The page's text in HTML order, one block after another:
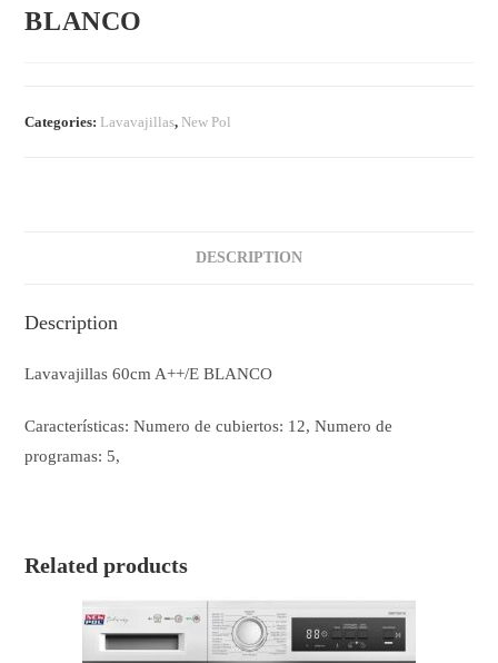
BLANCO
Categories: Lavavajillas, New Pol
DESCRIPTION
Description
Lavavajillas 60cm A++/E BLANCO
Características: Numero de cubiertos: 12, Numero de
programas: 5,
Related products